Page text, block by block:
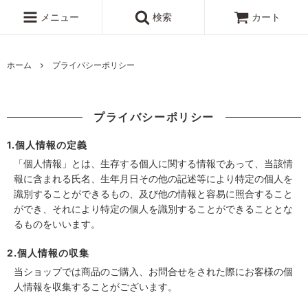
メニュー 検索 カート
ホーム プライバシーポリシー
プライバシーポリシー
1.個人情報の定義
「個人情報」とは、生存する個人に関する情報であって、当該情
報に含まれる氏名、生年月日その他の記述等により特定の個人を
識別することができるもの、及び他の情報と容易に照合すること
ができ、それにより特定の個人を識別することができることとな
るものをいいます。
2.個人情報の収集
当ショップでは商品のご購入、お問合せをされた際にお客様の個
人情報を収集することがございます。